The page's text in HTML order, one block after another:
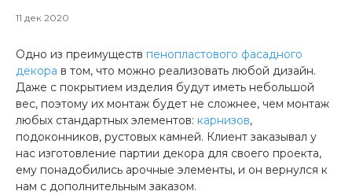
11 дек 2020
Одно из преимуществ пенопластового фасадного
декора в том, что можно реализовать любой дизайн.
Даже с покрытием изделия будут иметь небольшой
вес, поэтому их монтаж будет не сложнее, чем монтаж
любых стандартных элементов: карнизов,
подоконников, рустовых камней. Клиент заказывал у
нас изготовление партии декора для своего проекта,
ему понадобились арочные элементы, и он вернулся к
нам с дополнительным заказом.